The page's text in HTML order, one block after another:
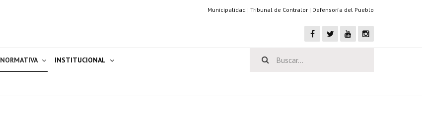
Municipalidad | Tribunal de Contralor | Defensoría del Pueblo
NORMATIVA INSTITUCIONAL